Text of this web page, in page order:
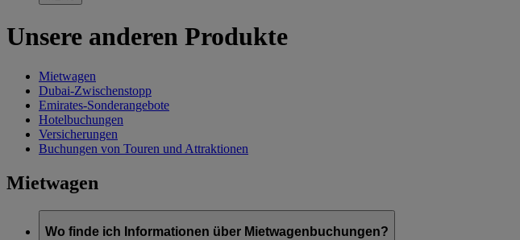
Unsere anderen Produkte
Mietwagen
Dubai-Zwischenstopp
Emirates-Sonderangebote
Hotelbuchungen
Versicherungen
Buchungen von Touren und Attraktionen
Mietwagen
Wo finde ich Informationen über Mietwagenbuchungen?